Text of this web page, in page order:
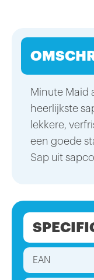
Minute Maid
heerlijkste
lekkere,
een goede
Sap uit
EAN